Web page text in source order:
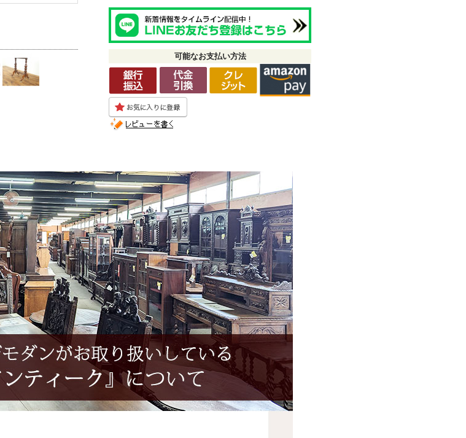
可能なお支払い方法